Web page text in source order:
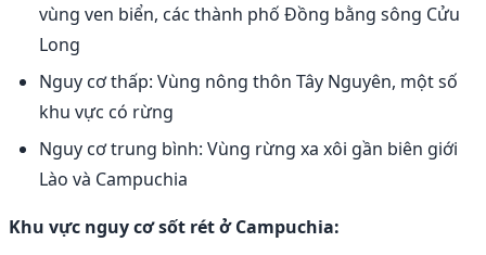
vùng ven biển, các thành phố Đồng bằng sông Cửu
Long
Nguy cơ thấp: Vùng nông thôn Tây Nguyên, một số
khu vực có rừng
Nguy cơ trung bình: Vùng rừng xa xôi gần biên giới
Lào và Campuchia
Khu vực nguy cơ sốt rét ở Campuchia: